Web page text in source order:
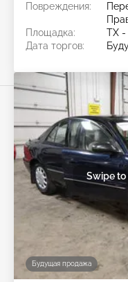
Повреждения:
Площадка:
TX -
Дата торгов:
Будущая продажа
Swipe to